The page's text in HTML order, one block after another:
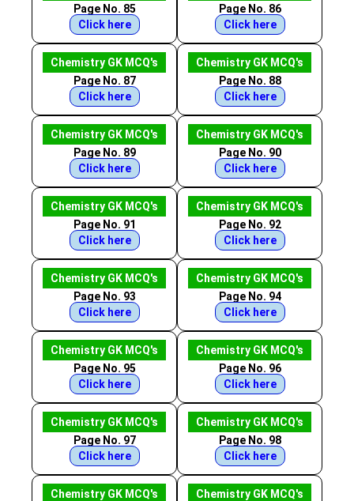
Page No. 85
Click here
Page No. 86
Click here
Chemistry GK MCQ's
Page No. 87
Click here
Chemistry GK MCQ's
Page No. 88
Click here
Chemistry GK MCQ's
Page No. 89
Click here
Chemistry GK MCQ's
Page No. 90
Click here
Chemistry GK MCQ's
Page No. 91
Click here
Chemistry GK MCQ's
Page No. 92
Click here
Chemistry GK MCQ's
Page No. 93
Click here
Chemistry GK MCQ's
Page No. 94
Click here
Chemistry GK MCQ's
Page No. 95
Click here
Chemistry GK MCQ's
Page No. 96
Click here
Chemistry GK MCQ's
Page No. 97
Click here
Chemistry GK MCQ's
Page No. 98
Click here
Chemistry GK MCQ's
Chemistry GK MCQ's